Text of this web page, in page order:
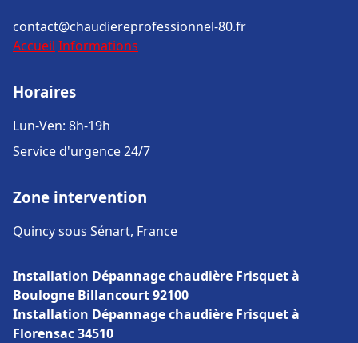
contact@chaudiereprofessionnel-80.fr
Accueil Informations
Horaires
Lun-Ven: 8h-19h
Service d'urgence 24/7
Zone intervention
Quincy sous Sénart, France
Installation Dépannage chaudière Frisquet à
Boulogne Billancourt 92100
Installation Dépannage chaudière Frisquet à
Florensac 34510